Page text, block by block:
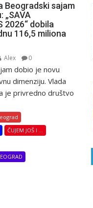
Beogradski sajam
„SAVA
2026“ dobila
116,5 miliona
Alex 0
dobio je novu
dimenziju. Vlada
je privredno društvo
ČUJEM JOŠ I ...